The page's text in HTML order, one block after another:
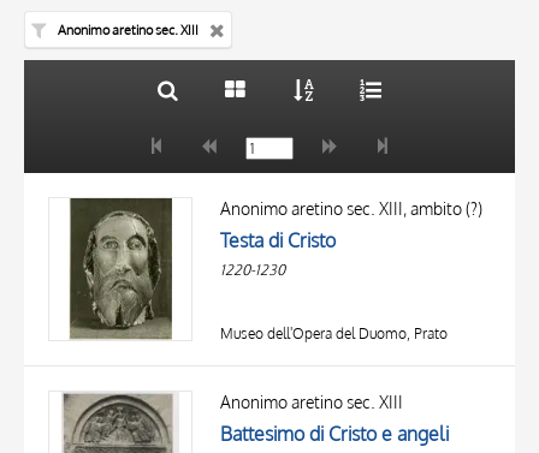
Anonimo aretino sec. XIII
AUTORE
LOCALIZZAZIONE
20 RISULTATI
Anonimo aretino sec. XIII, ambito (?)
Testa di Cristo
1220-1230
Museo dell'Opera del Duomo, Prato
Anonimo aretino sec. XIII
Battesimo di Cristo e angeli